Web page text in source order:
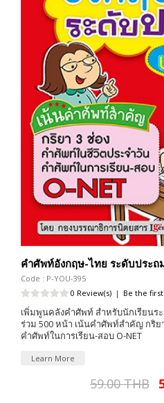
คำศัพท์อังกฤษ-ไทย ระดับประถ
Code : P-YOU-395
0 Review(s) | Be the
เพิ่มพูนคลังคำศัพท์ สำหรับนักเรียนร
ร่วม 500 หน้า เน้นคำศัพท์สำคัญ กริ
คำศัพท์ในการเรียน-สอบ O-NET
Learn More
59.00 THB